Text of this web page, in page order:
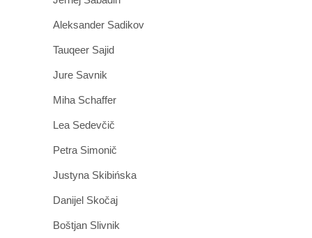
Aleksander Sadikov
Tauqeer Sajid
Jure Savnik
Miha Schaffer
Lea Sedevčič
Petra Simonič
Justyna Skibińska
Danijel Skočaj
Boštjan Slivnik